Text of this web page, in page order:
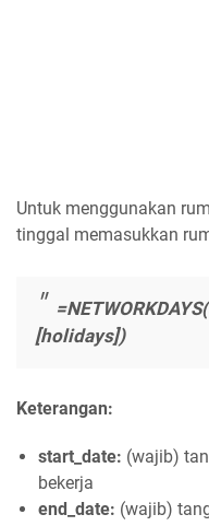
Untuk menggunakan
tinggal memasukkan
[holidays])
Keterangan:
start_date: (wajib)
bekerja
end_date: (wajib)